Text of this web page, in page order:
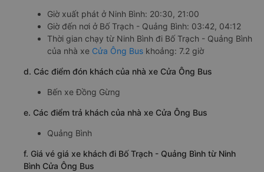
Giờ xuất phát ở Ninh Bình: 20:30, 21:00
Giờ đến nơi ở Bố Trạch - Quảng Bình: 03:42, 04:12
Thời gian chạy từ Ninh Bình đi Bố Trạch - Quảng Bình
của nhà xe Cửa Ông Bus khoảng: 7.2 giờ
d. Các điểm đón khách của nhà xe Cửa Ông Bus
Bến xe Đồng Gừng
e. Các điểm trả khách của nhà xe Cửa Ông Bus
Quảng Bình
f. Giá vé giá xe khách đi Bố Trạch - Quảng Bình từ Ninh
Bình Cửa Ông Bus